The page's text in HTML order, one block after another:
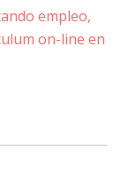
empleo,
on-line en